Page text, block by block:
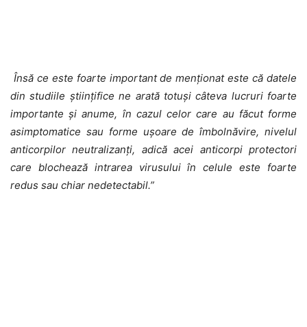
Însă ce este foarte important de menţionat este că datele
din studiile ştiinţifice ne arată totuşi câteva lucruri foarte
importante şi anume, în cazul celor care au făcut forme
asimptomatice sau forme uşoare de îmbolnăvire, nivelul
anticorpilor neutralizanţi, adică acei anticorpi protectori
care blochează intrarea virusului în celule este foarte
redus sau chiar nedetectabil.”